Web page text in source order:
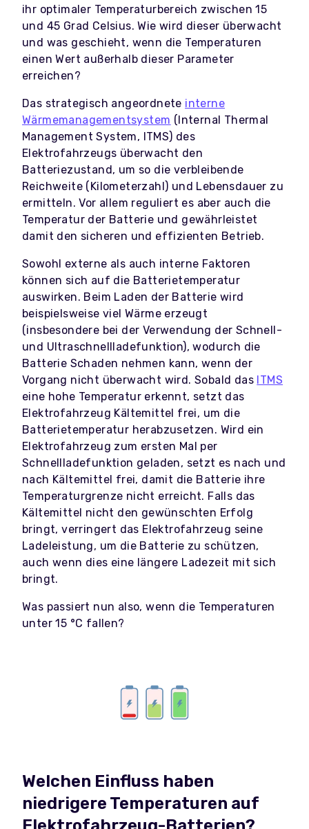
ihr optimaler Temperaturbereich zwischen 15
und 45 Grad Celsius. Wie wird dieser überwacht
und was geschieht, wenn die Temperaturen
einen Wert außerhalb dieser Parameter
erreichen?
Das strategisch angeordnete interne
Wärmemanagementsystem (Internal Thermal
Management System, ITMS) des
Elektrofahrzeugs überwacht den
Batteriezustand, um so die verbleibende
Reichweite (Kilometerzahl) und Lebensdauer zu
ermitteln. Vor allem reguliert es aber auch die
Temperatur der Batterie und gewährleistet
damit den sicheren und effizienten Betrieb.
Sowohl externe als auch interne Faktoren
können sich auf die Batterietemperatur
auswirken. Beim Laden der Batterie wird
beispielsweise viel Wärme erzeugt
(insbesondere bei der Verwendung der Schnell-
und Ultraschnellladefunktion), wodurch die
Batterie Schaden nehmen kann, wenn der
Vorgang nicht überwacht wird. Sobald das ITMS
eine hohe Temperatur erkennt, setzt das
Elektrofahrzeug Kältemittel frei, um die
Batterietemperatur herabzusetzen. Wird ein
Elektrofahrzeug zum ersten Mal per
Schnellladefunktion geladen, setzt es nach und
nach Kältemittel frei, damit die Batterie ihre
Temperaturgrenze nicht erreicht. Falls das
Kältemittel nicht den gewünschten Erfolg
bringt, verringert das Elektrofahrzeug seine
Ladeleistung, um die Batterie zu schützen,
auch wenn dies eine längere Ladezeit mit sich
bringt.
Was passiert nun also, wenn die Temperaturen
unter 15 °C fallen?
Welchen Einfluss haben
niedrigere Temperaturen auf